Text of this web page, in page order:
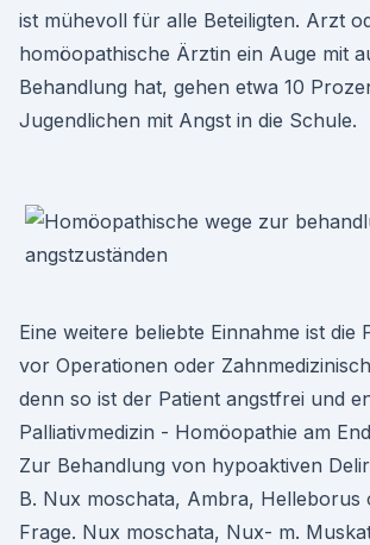
ist mühevoll für alle Beteiligten. Arzt
homöopathische Ärztin ein Auge mit
Behandlung hat, gehen etwa 10
Jugendlichen mit Angst in die Schule.
Eine weitere beliebte Einnahme ist die
vor Operationen oder
denn so ist der Patient angstfrei und
Palliativmedizin - Homöopathie am
Zur Behandlung von hypoaktiven
B. Nux moschata, Ambra, Helleborus
Frage. Nux moschata, Nux- m.